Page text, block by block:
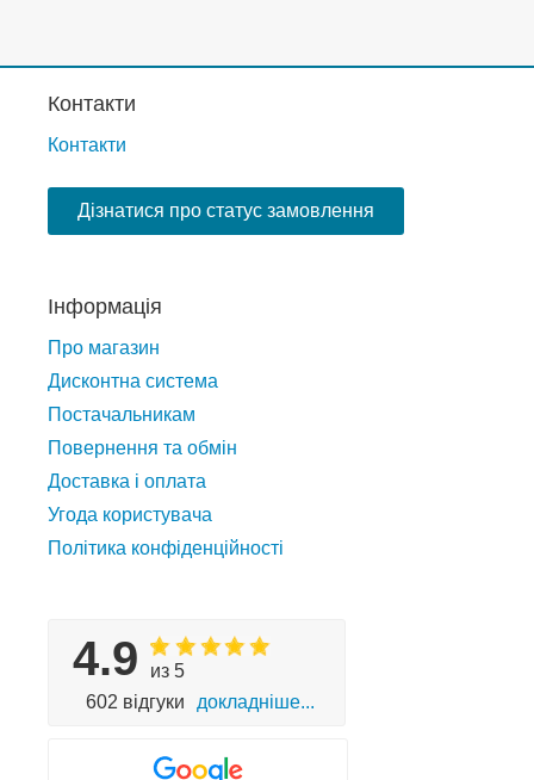
Контакти
Контакти
Дізнатися про статус замовлення
Інформація
Про магазин
Дисконтна система
Постачальникам
Повернення та обмін
Доставка і оплата
Угода користувача
Політика конфіденційності
4.9
из 5
602 відгуки
докладніше...